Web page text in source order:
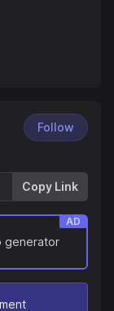
Follow
Copy Link
generator
AD